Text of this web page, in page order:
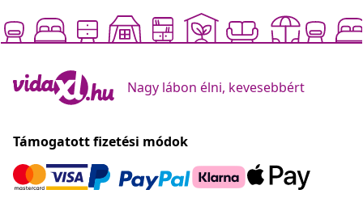
Nagy lábon élni, kevesebbért
Támogatott fizetési módok